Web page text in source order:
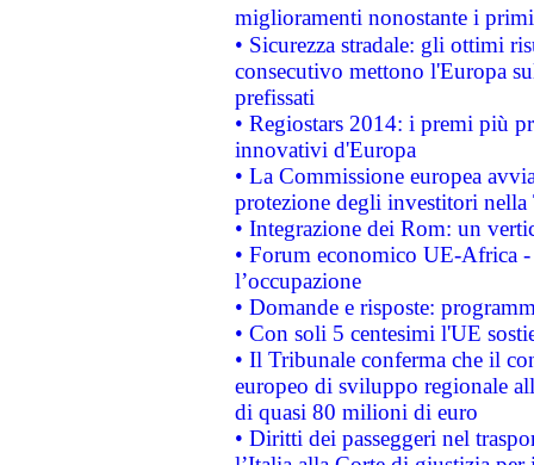
miglioramenti nonostante i
• Sicurezza stradale: gli ottimi
consecutivo mettono l'Europa
prefissati
• Regiostars 2014: i premi più
innovativi d'Europa
• La Commissione europea
protezione degli investitori
• Integrazione dei Rom: un
• Forum economico UE-Africa -
l’occupazione
• Domande e risposte:
• Con soli 5 centesimi l'UE
• Il Tribunale conferma che il
europeo di sviluppo regionale
di quasi 80 milioni di euro
• Diritti dei passeggeri nel